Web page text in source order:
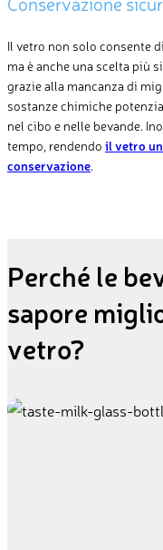
Il vetro non solo consente
ma è anche una scelta più
grazie alla mancanza di
sostanze chimiche
nel cibo e nelle bevande.
tempo, rendendo il vetro
conservazione.
Perché le
sapore
vetro?